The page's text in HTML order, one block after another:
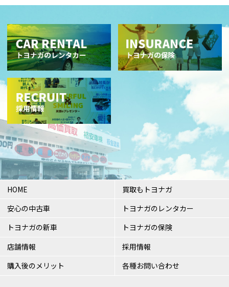
HOME
安心の中古車
トヨナガの新車
店舗情報
購入後のメリット
買取もトヨナガ
トヨナガのレンタカー
トヨナガの保険
採用情報
各種お問い合わせ